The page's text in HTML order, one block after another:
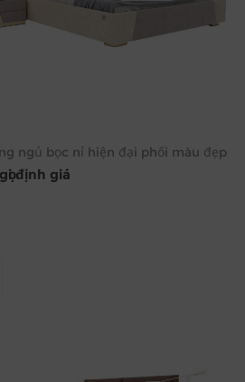
ngủ bọc nỉ hiện đại phối màu đẹp
định giá